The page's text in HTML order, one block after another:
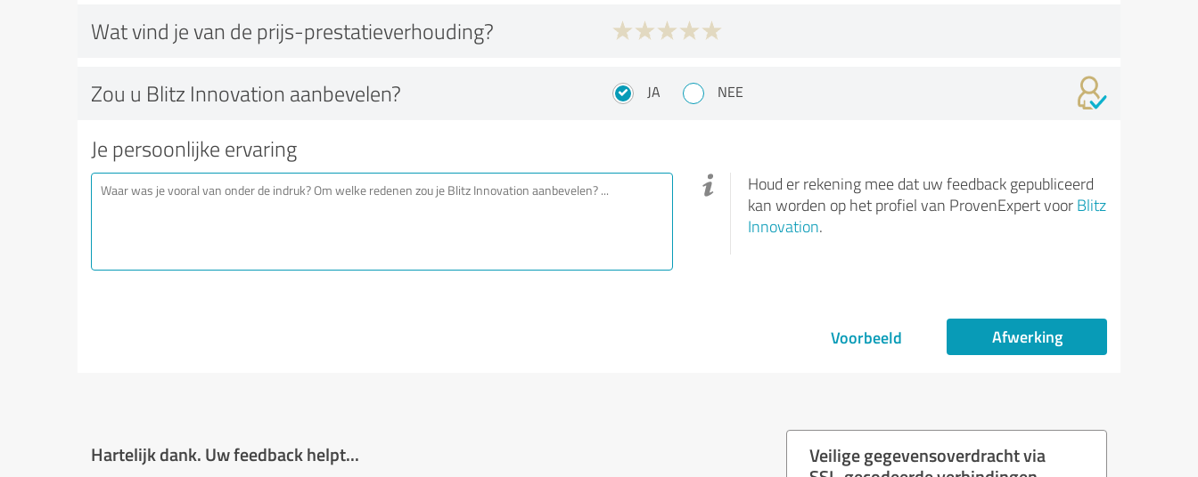
Wat vind je van de prijs-prestatieverhouding?
Zou u Blitz Innovation aanbevelen? JA NEE
Je persoonlijke ervaring
Houd er rekening mee dat uw feedback gepubliceerd
kan worden op het profiel van ProvenExpert voor Blitz
Innovation.
Voorbeeld Afwerking
Hartelijk dank. Uw feedback helpt...
Veilige gegevensoverdracht via